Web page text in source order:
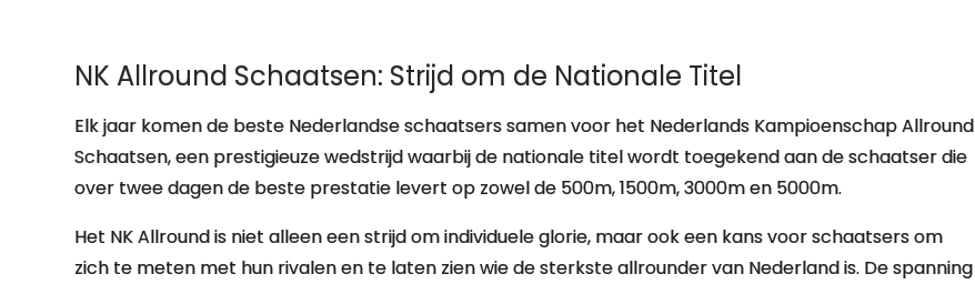
NK Allround Schaatsen: Strijd om de Nationale Titel
Elk jaar komen de beste Nederlandse schaatsers samen voor het Nederlands Kampioenschap Allround
Schaatsen, een prestigieuze wedstrijd waarbij de nationale titel wordt toegekend aan de schaatser die
over twee dagen de beste prestatie levert op zowel de 500m, 1500m, 3000m en 5000m.
Het NK Allround is niet alleen een strijd om individuele glorie, maar ook een kans voor schaatsers om
zich te meten met hun rivalen en te laten zien wie de sterkste allrounder van Nederland is. De spanning